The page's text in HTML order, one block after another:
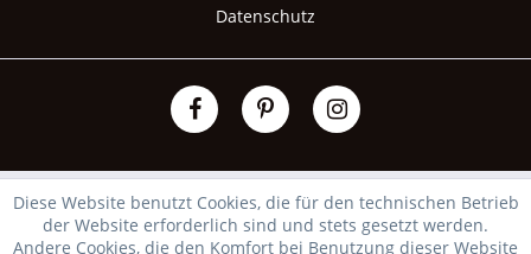
Datenschutz
Diese Website benutzt Cookies, die für den technischen Betrieb
der Website erforderlich sind und stets gesetzt werden.
Andere Cookies, die den Komfort bei Benutzung dieser Website